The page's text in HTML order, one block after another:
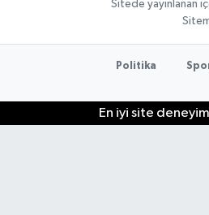
Sitede yayınlanan
Politika
En iyi site